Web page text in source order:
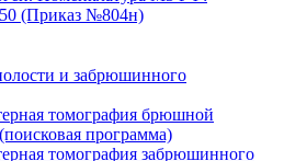
(Приказ №804н)
и забрюшинного
томография брюшной
программа)
томография забрюшинного